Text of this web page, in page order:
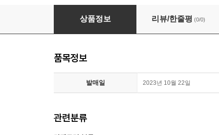
쇼팽: 피아노 협주곡 1 & 2번 (Chopin: Piano
상품정보 리뷰/한줄평 (0/0)
품목정보
발매일 2023년 10월 22일
관련분류